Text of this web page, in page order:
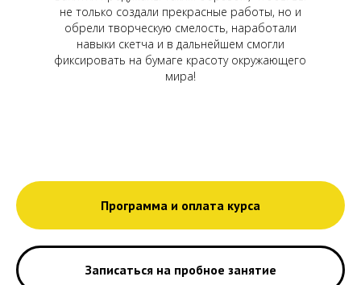
не только создали прекрасные работы, но и
обрели творческую смелость, наработали
навыки скетча и в дальнейшем смогли
фиксировать на бумаге красоту окружающего
мира!
Программа и оплата курса
Записаться на пробное занятие